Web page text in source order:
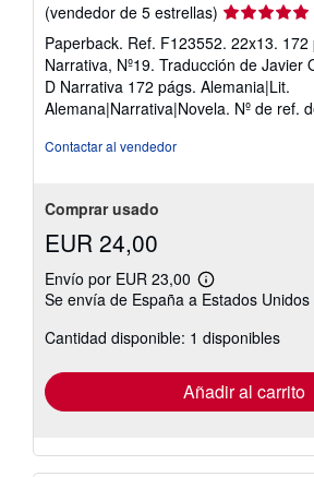
(vendedor de 5 estrellas) Calificación
vendedor:
5
de
5
Paperback. Ref. F123552. 22x13. 172
Narrativa, Nº19. Traducción de Javier
D Narrativa 172 págs. Alemania|Lit.
Alemana|Narrativa|Novela. Nº de ref.
Contactar al vendedor
Comprar usado
EUR 24,00
Envío por EUR 23,00
Más
información
las
tarifas
envío
Se envía de España a Estados
Cantidad disponible: 1 disponibles
Añadir al carrito